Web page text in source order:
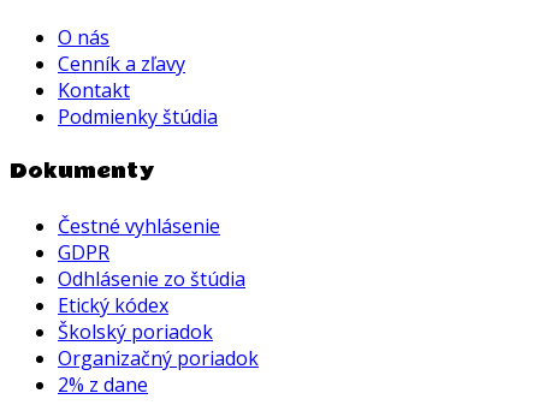
O nás
Cenník a zľavy
Kontakt
Podmienky štúdia
Dokumenty
Čestné vyhlásenie
GDPR
Odhlásenie zo štúdia
Etický kódex
Školský poriadok
Organizačný poriadok
2% z dane